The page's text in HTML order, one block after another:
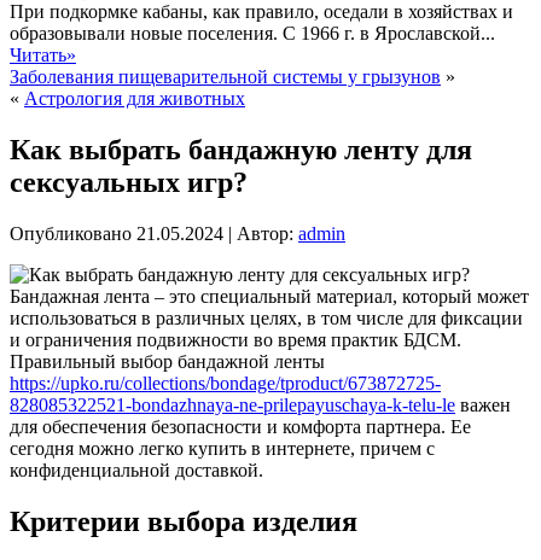
При подкормке кабаны, как правило, оседали в хозяйствах и
образовывали новые поселения. С 1966 г. в Ярославской...
Читать»
Заболевания пищеварительной системы у грызунов »
« Астрология для животных
Как выбрать бандажную ленту для
сексуальных игр?
Опубликовано 21.05.2024 | Автор: admin
Бандажная лента – это специальный материал, который может
использоваться в различных целях, в том числе для фиксации
и ограничения подвижности во время практик БДСМ.
Правильный выбор бандажной ленты
https://upko.ru/collections/bondage/tproduct/673872725-
828085322521-bondazhnaya-ne-prilepayuschaya-k-telu-le важен
для обеспечения безопасности и комфорта партнера. Ее
сегодня можно легко купить в интернете, причем с
конфиденциальной доставкой.
Критерии выбора изделия